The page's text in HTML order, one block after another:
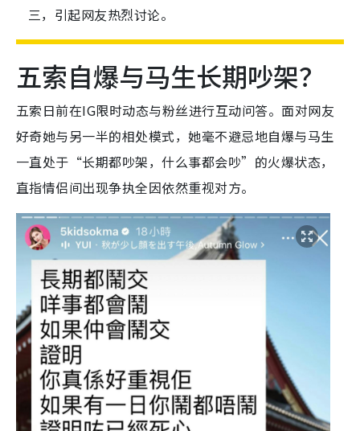
三，引起网友热烈讨论。
五索自爆与马生长期吵架？
五索日前在IG限时动态与粉丝进行互动问答。面对网友
好奇她与另一半的相处模式，她毫不避忌地自爆与马生
一直处于“长期都吵架，什么事都会吵”的火爆状态，
直指情侣间出现争执全因依然重视对方。